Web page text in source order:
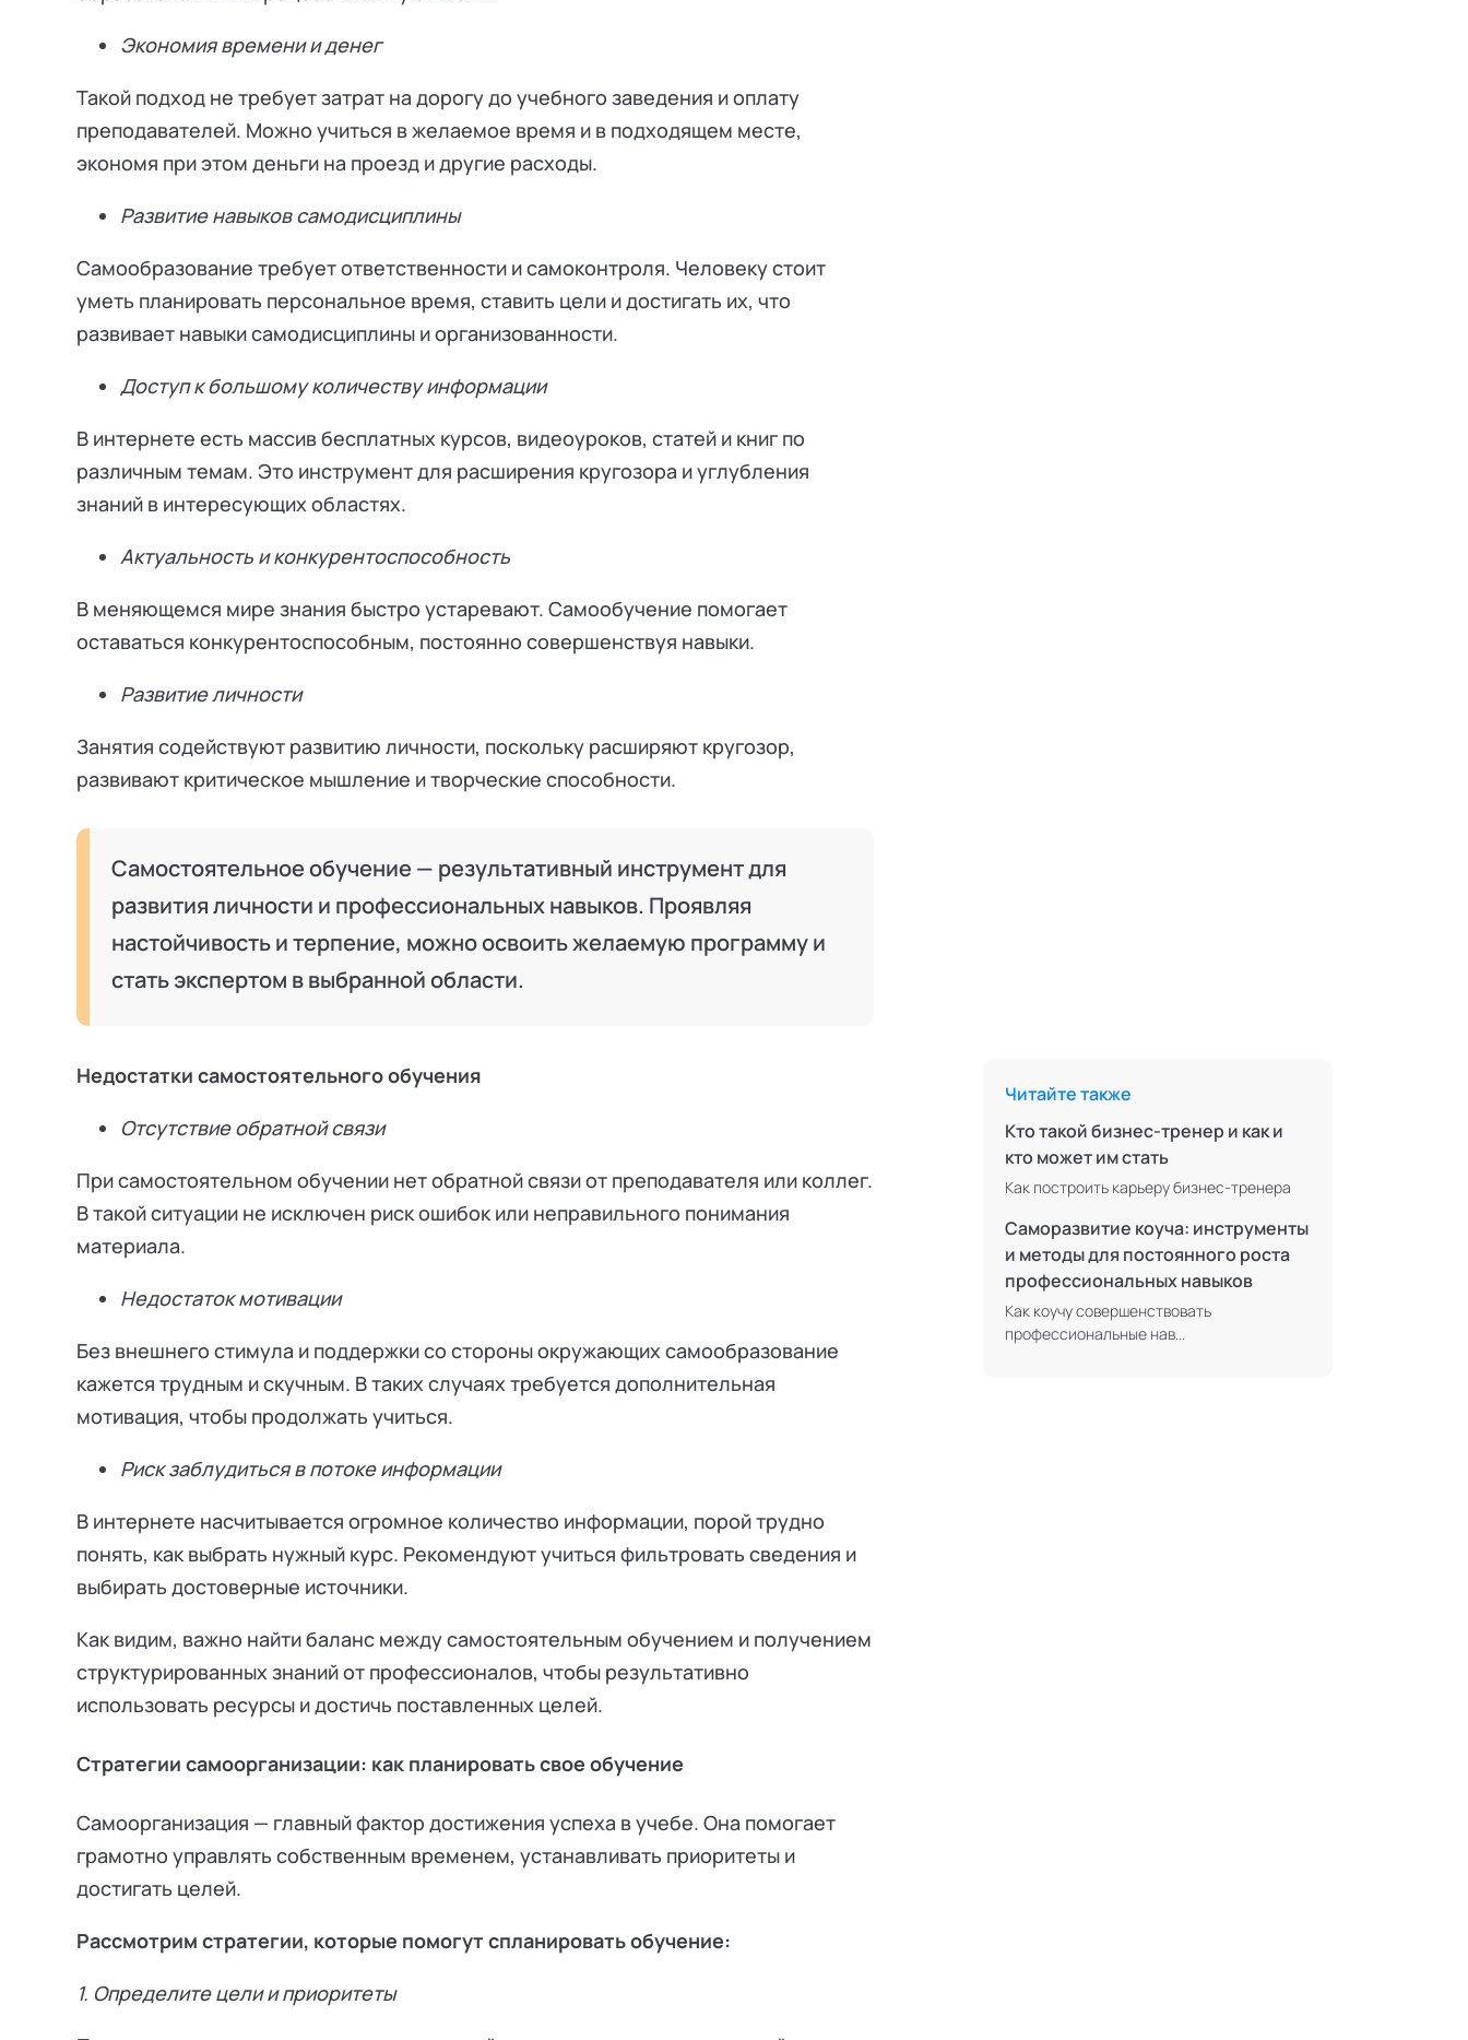
Экономия времени и денег
Такой подход не требует затрат на дорогу до учебного заведения и оплату
преподавателей. Можно учиться в желаемое время и в подходящем месте,
экономя при этом деньги на проезд и другие расходы.
Развитие навыков самодисциплины
Самообразование требует ответственности и самоконтроля. Человеку стоит
уметь планировать персональное время, ставить цели и достигать их, что
развивает навыки самодисциплины и организованности.
Доступ к большому количеству информации
В интернете есть массив бесплатных курсов, видеоуроков, статей и книг по
различным темам. Это инструмент для расширения кругозора и углубления
знаний в интересующих областях.
Актуальность и конкурентоспособность
В меняющемся мире знания быстро устаревают. Самообучение помогает
оставаться конкурентоспособным, постоянно совершенствуя навыки.
Развитие личности
Занятия содействуют развитию личности, поскольку расширяют кругозор,
развивают критическое мышление и творческие способности.
Самостоятельное обучение — результативный инструмент для
развития личности и профессиональных навыков. Проявляя
настойчивость и терпение, можно освоить желаемую программу и
стать экспертом в выбранной области.
Недостатки самостоятельного обучения
Отсутствие обратной связи
При самостоятельном обучении нет обратной связи от преподавателя или коллег.
В такой ситуации не исключен риск ошибок или неправильного понимания
материала.
Недостаток мотивации
Без внешнего стимула и поддержки со стороны окружающих самообразование
кажется трудным и скучным. В таких случаях требуется дополнительная
мотивация, чтобы продолжать учиться.
Риск заблудиться в потоке информации
В интернете насчитывается огромное количество информации, порой трудно
понять, как выбрать нужный курс. Рекомендуют учиться фильтровать сведения и
выбирать достоверные источники.
Как видим, важно найти баланс между самостоятельным обучением и получением
структурированных знаний от профессионалов, чтобы результативно
использовать ресурсы и достичь поставленных целей.
Стратегии самоорганизации: как планировать свое обучение
Самоорганизация — главный фактор достижения успеха в учебе. Она помогает
грамотно управлять собственным временем, устанавливать приоритеты и
достигать целей.
Рассмотрим стратегии, которые помогут спланировать обучение:
1. Определите цели и приоритеты
Читайте также
Кто такой бизнес-тренер и как и
кто может им стать
Как построить карьеру бизнес-тренера
Саморазвитие коуча: инструменты
и методы для постоянного роста
профессиональных навыков
Как коучу совершенствовать
профессиональные нав...